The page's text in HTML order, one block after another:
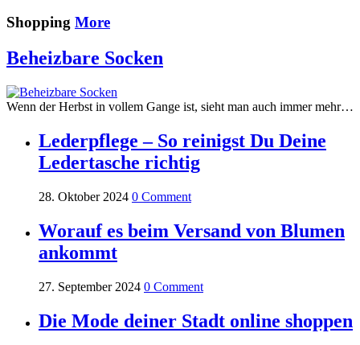
Shopping More
Beheizbare Socken
Wenn der Herbst in vollem Gange ist, sieht man auch immer mehr…
Lederpflege – So reinigst Du Deine
Ledertasche richtig
28. Oktober 2024 0 Comment
Worauf es beim Versand von Blumen
ankommt
27. September 2024 0 Comment
Die Mode deiner Stadt online shoppen